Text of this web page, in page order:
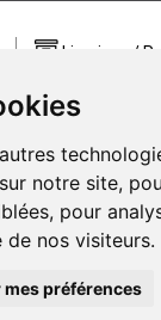
notre site,
pour
nos visiteurs.
mes préférences
Livraison /
commande
Livraison chez